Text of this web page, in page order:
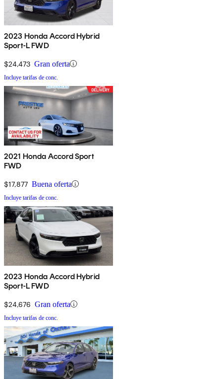
2023 Honda Accord Hybrid
Sport-L FWD
$24,473 Gran oferta
Incluye tarifas de conc.
2021 Honda Accord Sport
FWD
$17,877 Buena oferta
Incluye tarifas de conc.
2023 Honda Accord Hybrid
Sport-L FWD
$24,676 Gran oferta
Incluye tarifas de conc.